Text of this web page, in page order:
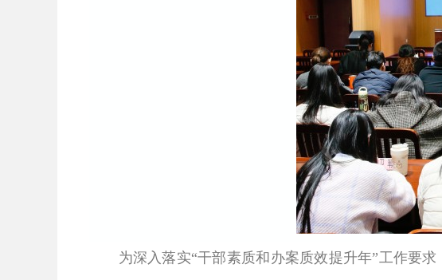
为深入落实“干部素质和办案质效提升年”工作要